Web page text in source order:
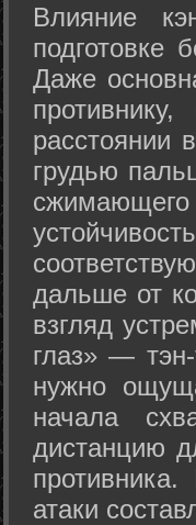
Влияние
подготовке
Даже
расстоянии
грудью
сжимающего
дальше от
взгляд
глаз» —
нужно
начала
дистанцию
атаки